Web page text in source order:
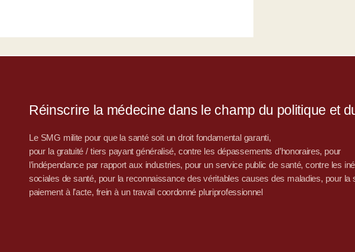
Réinscrire la médecine dans le champ du politique et
Le SMG milite pour que la santé soit un droit fondamental garanti,
pour la gratuité / tiers payant généralisé, contre les dépassements d’honoraires, pour
l’indépendance par rapport aux industries, pour un service public de santé, contre les
sociales de santé, pour la reconnaissance des véritables causes des maladies, pour la
paiement à l’acte, frein à un travail coordonné pluriprofessionnel